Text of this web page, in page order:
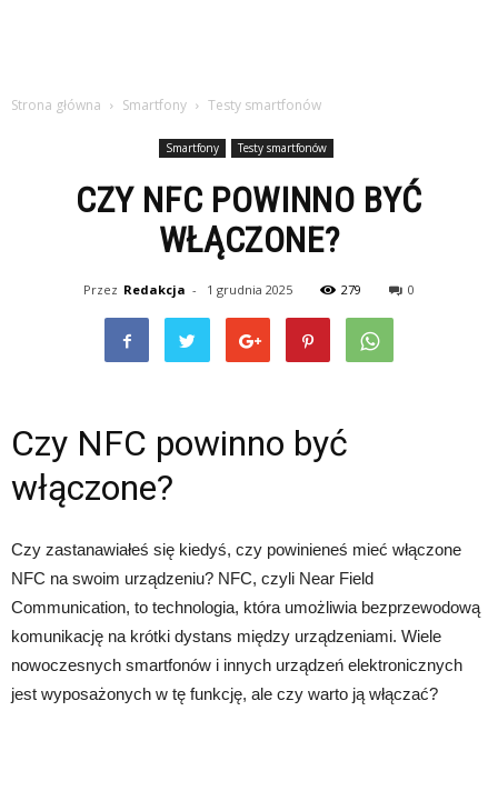
Strona główna Smartfony Testy smartfonów
Smartfony Testy smartfonów
CZY NFC POWINNO BYĆ
WŁĄCZONE?
Przez Redakcja - 1 grudnia 2025 279 0
Czy NFC powinno być
włączone?
Czy zastanawiałeś się kiedyś, czy powinieneś mieć włączone
NFC na swoim urządzeniu? NFC, czyli Near Field
Communication, to technologia, która umożliwia bezprzewodową
komunikację na krótki dystans między urządzeniami. Wiele
nowoczesnych smartfonów i innych urządzeń elektronicznych
jest wyposażonych w tę funkcję, ale czy warto ją włączać?